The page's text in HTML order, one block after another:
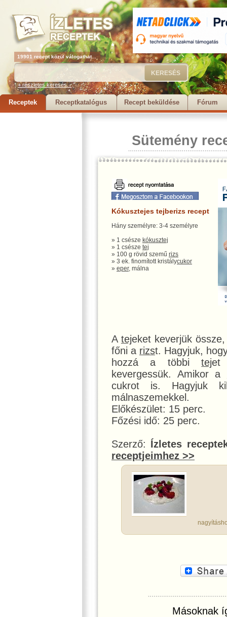
19901 recept közül válogathat...
+ részletes keresés...
Receptek Receptkatalógus Recept beküldése Fórum
Sütemény
Kókusztejes tejberizs recept
Hány személyre: 3-4 személyre
» 1 csésze kókusztej
» 1 csésze tej
» 100 g rövid szemű rizs
» 3 ek. finomított kristálycukor
» eper, málna
A tejeket keverjük
főni a rizst. Hagyjuk,
hozzá a többitejet
kevergessük. Amikor a
cukrot is. Hagyjuk
málnaszemekkel.
Előkészület: 15 perc.
Főzési idő: 25 perc.
Szerző: Ízletes
receptjeimhez >>
Másoknak